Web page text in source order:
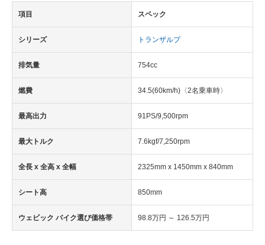
項目 スペック
シリーズ トランザルプ
排気量 754cc
燃費 34.5(60km/h)〈2名乗車時〉
最高出力 91PS/9,500rpm
最大トルク 7.6kgf/7,250rpm
全長 x 全高 x 全幅 2325mm x 1450mm x 840mm
シート高 850mm
ウェビック バイク選び価格帯 98.8万円 ～ 126.5万円